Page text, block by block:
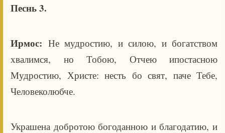
Песнь 3.
Ирмос: Не мудростию, и силою, и богатством
хвалимся, но Тобою, Отчею ипостасною
Мудростию, Христе: несть бо свят, паче Тебе,
Человеколюбче.
Украшена добротою богоданною и благодатию, и